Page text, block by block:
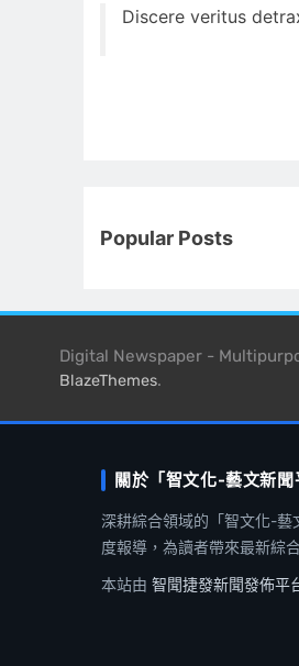
Discere veritus
Popular Posts
Digital Newspaper -
BlazeThemes.
關於「智文化-藝文新聞
深耕綜合領域的「智文化-藝
度報導，為讀者帶來最新綜
本站由 智聞捷發新聞發佈平